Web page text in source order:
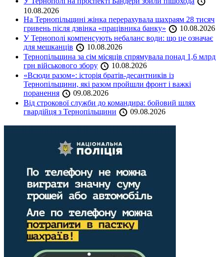
10.08.2026
На Тернопільщині жінка перерахувала шахраям 28 тисяч
гривень після дзвінка «працівника банку»
10.08.2026
У Тернополі компенсують небаланс води: що це означає
для мешканців
10.08.2026
Тернопільщина за сім місяців спрямувала понад 1,6 млрд
грн військового збору
10.08.2026
«Всюди разом»: історія братів-десантників із
Тернопільщини, які разом пройшли фронт і важкі
поранення
09.08.2026
Від строкової служби до командира: бойовий шлях
гвардійця з Тернопільщини
09.08.2026